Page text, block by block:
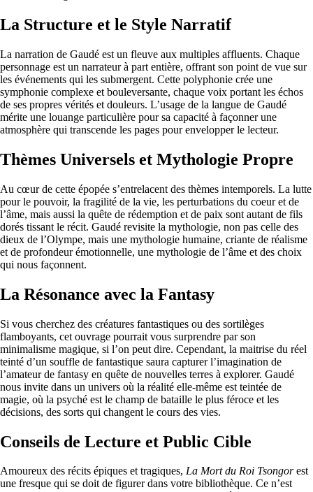
La Structure et le Style Narratif
La narration de Gaudé est un fleuve aux multiples affluents. Chaque
personnage est un narrateur à part entière, offrant son point de vue sur
les événements qui les submergent. Cette polyphonie crée une
symphonie complexe et bouleversante, chaque voix portant les échos
de ses propres vérités et douleurs. L’usage de la langue de Gaudé
mérite une louange particulière pour sa capacité à façonner une
atmosphère qui transcende les pages pour envelopper le lecteur.
Thèmes Universels et Mythologie Propre
Au cœur de cette épopée s’entrelacent des thèmes intemporels. La lutte
pour le pouvoir, la fragilité de la vie, les perturbations du coeur et de
l’âme, mais aussi la quête de rédemption et de paix sont autant de fils
dorés tissant le récit. Gaudé revisite la mythologie, non pas celle des
dieux de l’Olympe, mais une mythologie humaine, criante de réalisme
et de profondeur émotionnelle, une mythologie de l’âme et des choix
qui nous façonnent.
La Résonance avec la Fantasy
Si vous cherchez des créatures fantastiques ou des sortilèges
flamboyants, cet ouvrage pourrait vous surprendre par son
minimalisme magique, si l’on peut dire. Cependant, la maitrise du réel
teinté d’un souffle de fantastique saura capturer l’imagination de
l’amateur de fantasy en quête de nouvelles terres à explorer. Gaudé
nous invite dans un univers où la réalité elle-même est teintée de
magie, où la psyché est le champ de bataille le plus féroce et les
décisions, des sorts qui changent le cours des vies.
Conseils de Lecture et Public Cible
Amoureux des récits épiques et tragiques, La Mort du Roi Tsongorest
une fresque qui se doit de figurer dans votre bibliothèque. Ce n’est